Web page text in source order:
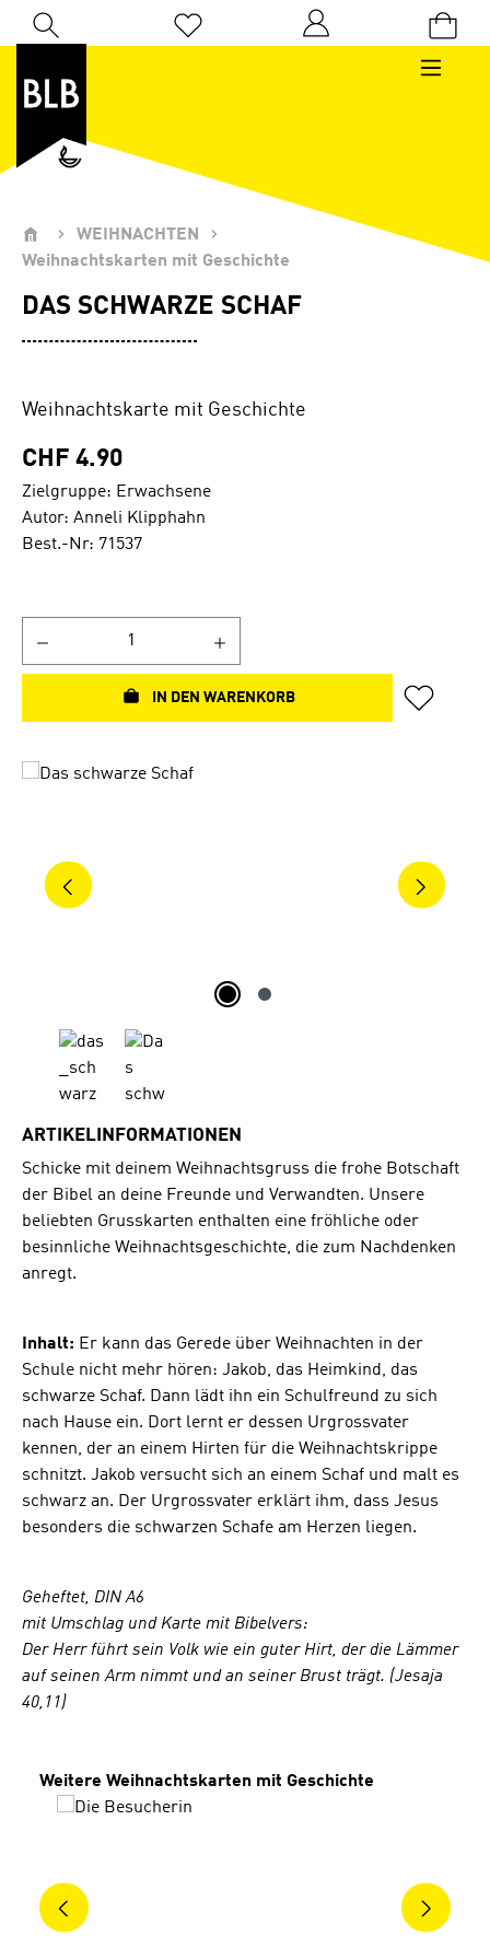
Zum Hauptinhalt springen
Du hast 0 Produkte auf dem Merkzettel
WEIHNACHTEN
Weihnachtskarten mit Geschichte
DAS SCHWARZE SCHAF
Weihnachtskarte mit Geschichte
CHF 4.90
Zielgruppe: Erwachsene
Autor: Anneli Klipphahn
Best.-Nr: 71537
IN DEN WARENKORB
Bildergalerie überspringen
ARTIKELINFORMATIONEN
Schicke mit deinem Weihnachtsgruss die frohe Botschaft
der Bibel an deine Freunde und Verwandten. Unsere
beliebten Grusskarten enthalten eine fröhliche oder
besinnliche Weihnachtsgeschichte, die zum Nachdenken
anregt.
Inhalt: Er kann das Gerede über Weihnachten in der
Schule nicht mehr hören: Jakob, das Heimkind, das
schwarze Schaf. Dann lädt ihn ein Schulfreund zu sich
nach Hause ein. Dort lernt er dessen Urgrossvater
kennen, der an einem Hirten für die Weihnachtskrippe
schnitzt. Jakob versucht sich an einem Schaf und malt es
schwarz an. Der Urgrossvater erklärt ihm, dass Jesus
besonders die schwarzen Schafe am Herzen liegen.
Geheftet, DIN A6
mit Umschlag und Karte mit Bibelvers:
Der Herr führt sein Volk wie ein guter Hirt, der die Lämmer
auf seinen Arm nimmt und an seiner Brust trägt. (Jesaja
40,11)
Produktgalerie überspringen
Weitere Weihnachtskarten mit Geschichte